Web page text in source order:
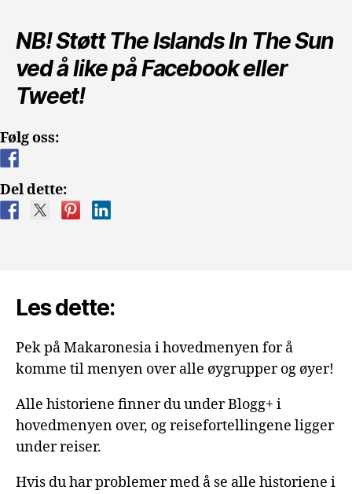
NB! Støtt The Islands In The Sun
ved å like på Facebook eller
Tweet!
Følg oss:
Del dette:
Les dette:
Pek på Makaronesia i hovedmenyen for å
komme til menyen over alle øygrupper og øyer!
Alle historiene finner du under Blogg+ i
hovedmenyen over, og reisefortellingene ligger
under reiser.
Hvis du har problemer med å se alle historiene i